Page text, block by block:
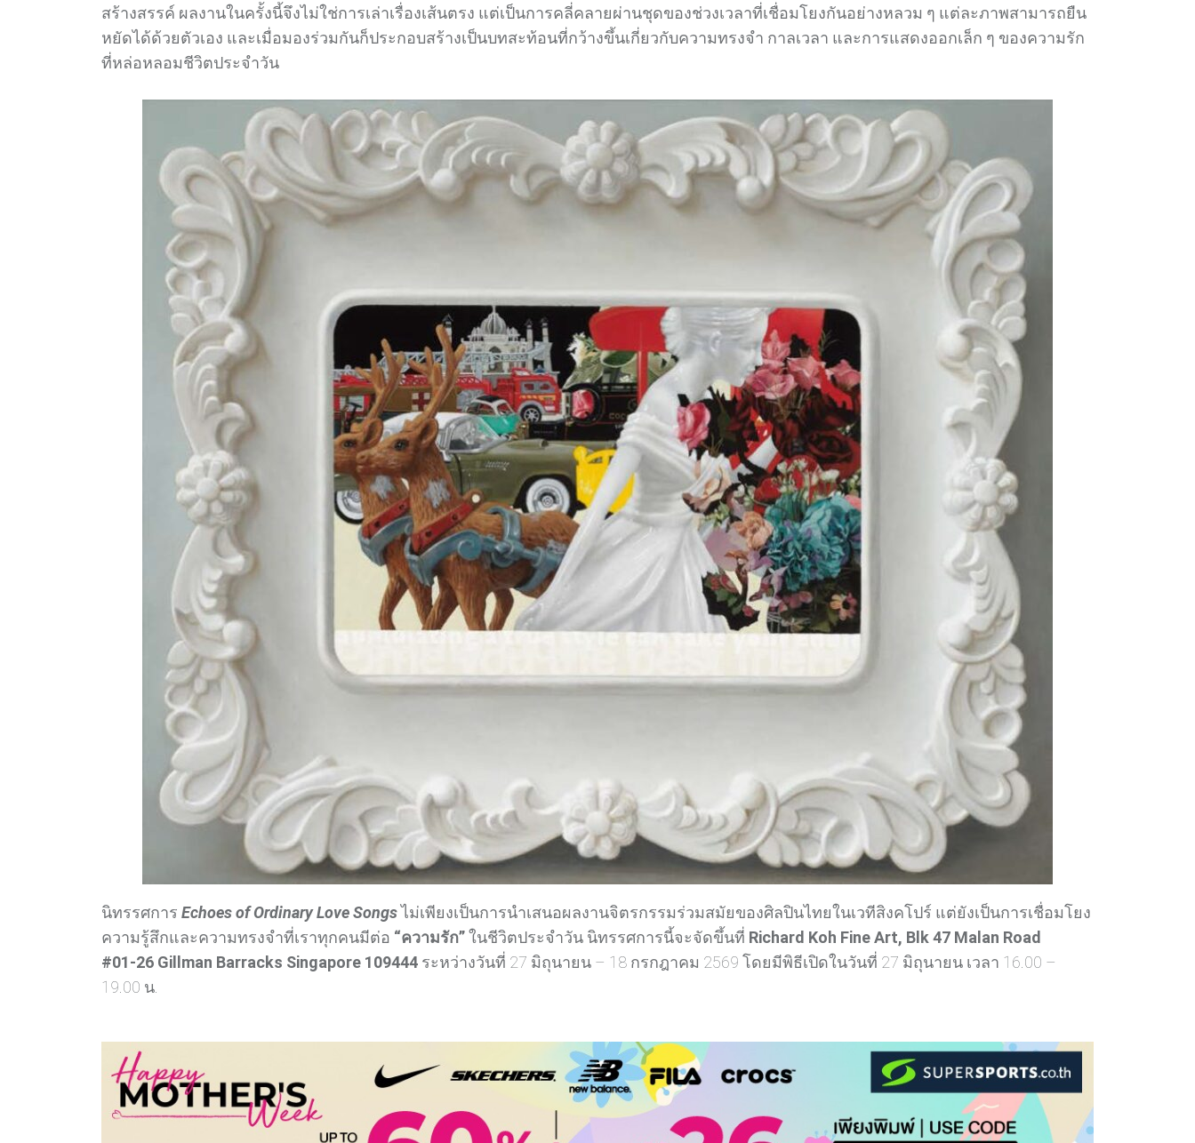
สร้างสรรค์ ผลงานในครั้งนี้จึงไม่ใช่การเล่าเรื่องเส้นตรง แต่เป็นการคลี่คลายผ่านชุดของช่วงเวลาที่เชื่อมโยงกันอย่างหลวม ๆ แต่ละภาพสามารถยืน
หยัดได้ด้วยตัวเอง และเมื่อมองร่วมกันก็ประกอบสร้างเป็นบทสะท้อนที่กว้างขึ้นเกี่ยวกับความทรงจำ กาลเวลา และการแสดงออกเล็ก ๆ ของความรัก
ที่หล่อหลอมชีวิตประจำวัน
นิทรรศการ Echoes of Ordinary Love Songsไม่เพียงเป็นการนำเสนอผลงานจิตรกรรมร่วมสมัยของศิลปินไทยในเวทีสิงคโปร์ แต่ยังเป็นการเชื่อมโยง
ความรู้สึกและความทรงจำที่เราทุกคนมีต่อ “ความรัก”ในชีวิตประจำวัน นิทรรศการนี้จะจัดขึ้นที่ Richard Koh Fine Art, Blk 47 Malan Road
#01‑26 Gillman Barracks Singapore 109444 ระหว่างวันที่ 27 มิถุนายน – 18 กรกฎาคม 2569 โดยมีพิธีเปิดในวันที่ 27 มิถุนายน เวลา 16.00 –
19.00 น.